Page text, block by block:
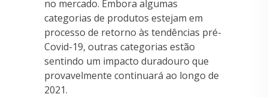
no mercado. Embora algumas
categorias de produtos estejam em
processo de retorno às tendências pré-
Covid-19, outras categorias estão
sentindo um impacto duradouro que
provavelmente continuará ao longo de
2021.